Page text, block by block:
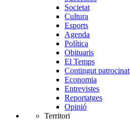
Societat
Cultura
Esports
Agenda
Política
Obituaris
El Temps
Contingut patrocinat
Economia
Entrevistes
Reportatges
Opinió
Territori